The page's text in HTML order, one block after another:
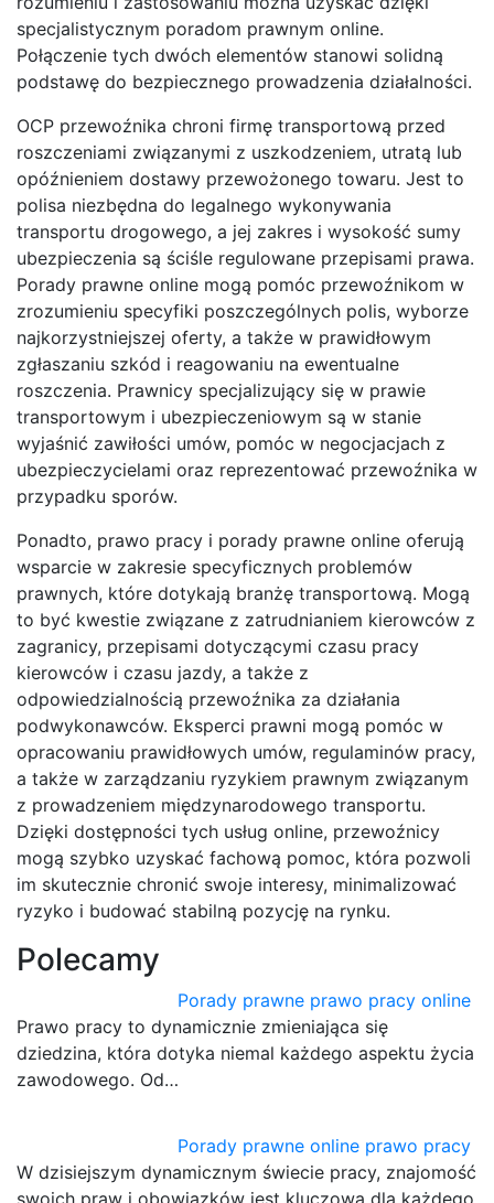
specjalistycznym poradom prawnym online.
Połączenie tych dwóch elementów stanowi solidną
podstawę do bezpiecznego prowadzenia działalności.
OCP przewoźnika chroni firmę transportową przed
roszczeniami związanymi z uszkodzeniem, utratą lub
opóźnieniem dostawy przewożonego towaru. Jest to
polisa niezbędna do legalnego wykonywania
transportu drogowego, a jej zakres i wysokość sumy
ubezpieczenia są ściśle regulowane przepisami prawa.
Porady prawne online mogą pomóc przewoźnikom w
zrozumieniu specyfiki poszczególnych polis, wyborze
najkorzystniejszej oferty, a także w prawidłowym
zgłaszaniu szkód i reagowaniu na ewentualne
roszczenia. Prawnicy specjalizujący się w prawie
transportowym i ubezpieczeniowym są w stanie
wyjaśnić zawiłości umów, pomóc w negocjacjach z
ubezpieczycielami oraz reprezentować przewoźnika w
przypadku sporów.
Ponadto, prawo pracy i porady prawne online oferują
wsparcie w zakresie specyficznych problemów
prawnych, które dotykają branżę transportową. Mogą
to być kwestie związane z zatrudnianiem kierowców z
zagranicy, przepisami dotyczącymi czasu pracy
kierowców i czasu jazdy, a także z
odpowiedzialnością przewoźnika za działania
podwykonawców. Eksperci prawni mogą pomóc w
opracowaniu prawidłowych umów, regulaminów pracy,
a także w zarządzaniu ryzykiem prawnym związanym
z prowadzeniem międzynarodowego transportu.
Dzięki dostępności tych usług online, przewoźnicy
mogą szybko uzyskać fachową pomoc, która pozwoli
im skutecznie chronić swoje interesy, minimalizować
ryzyko i budować stabilną pozycję na rynku.
Polecamy
Porady prawne prawo pracy online
Prawo pracy to dynamicznie zmieniająca się
dziedzina, która dotyka niemal każdego aspektu życia
zawodowego. Od…
Porady prawne online prawo pracy
W dzisiejszym dynamicznym świecie pracy, znajomość
swoich praw i obowiązków jest kluczowa dla każdego